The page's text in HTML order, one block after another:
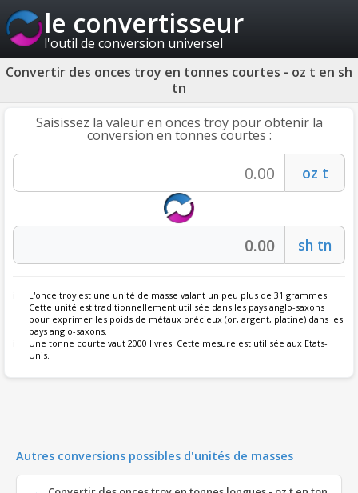
le convertisseur
l'outil de conversion universel
Convertir des onces troy en tonnes courtes - oz t en sh
tn
Saisissez la valeur en onces troy pour obtenir la
conversion en tonnes courtes :
L'once troy est une unité de masse valant un peu plus de 31 grammes.
Cette unité est traditionnellement utilisée dans les pays anglo-saxons
pour exprimer les poids de métaux précieux (or, argent, platine) dans les
pays anglo-saxons.
Une tonne courte vaut 2000 livres. Cette mesure est utilisée aux Etats-
Unis.
Autres conversions possibles d'unités de masses